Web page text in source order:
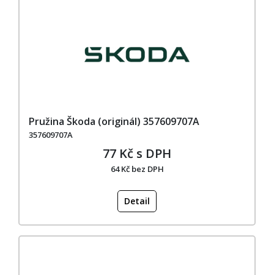
Pružina Škoda (originál) 357609707A
357609707A
77 Kč s DPH
64 Kč bez DPH
Detail